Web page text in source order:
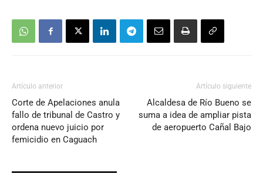
Artículo anterior
Corte de Apelaciones anula
fallo de tribunal de Castro y
ordena nuevo juicio por
femicidio en Caguach
Artículo siguiente
Alcaldesa de Río Bueno se
suma a idea de ampliar pista
de aeropuerto Cañal Bajo